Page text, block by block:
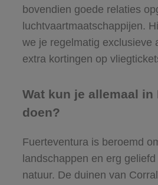
bovendien goede relaties
luchtvaartmaatschappijen.
we je regelmatig exclusieve
extra kortingen op
Wat kun je allemaal in
doen?
Fuerteventura is beroemd
landschappen en erg
natuur. De duinen van